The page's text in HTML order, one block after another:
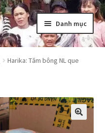
Danh mục
Harika: Tăm bông NL que